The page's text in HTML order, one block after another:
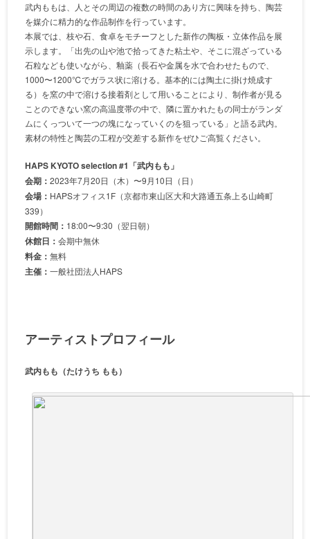
武内ももは、人とその周辺の複数の時間のあり方に興味を持ち、陶芸
を媒介に精力的な作品制作を行っています。
本展では、枝や石、食卓をモチーフとした新作の陶板・立体作品を展
示します。「出先の山や池で拾ってきた粘土や、そこに混ざっている
石粒なども使いながら、釉薬（長石や金属を水で合わせたもので、
1000〜1200℃でガラス状に溶ける。基本的には陶土に掛け焼成す
る）を窯の中で溶ける接着剤として用いることにより、制作者が見る
ことのできない窯の高温度帯の中で、隣に置かれたもの同士がランダ
ムにくっついて一つの塊になっていくのを狙っている」と語る武内。
素材の特性と陶芸の工程が交差する新作をぜひご高覧ください。
HAPS KYOTO selection #1「武内もも」
会期：2023年7月20日（木）〜9月10日（日）
会場： HAPSオフィス1F（京都市東山区大和大路通五条上る山崎町
339）
開館時間： 18:00〜9:30（翌日朝）
休館日：会期中無休
料金：無料
主催：一般社団法人HAPS
アーティストプロフィール
武内もも（たけうち もも）